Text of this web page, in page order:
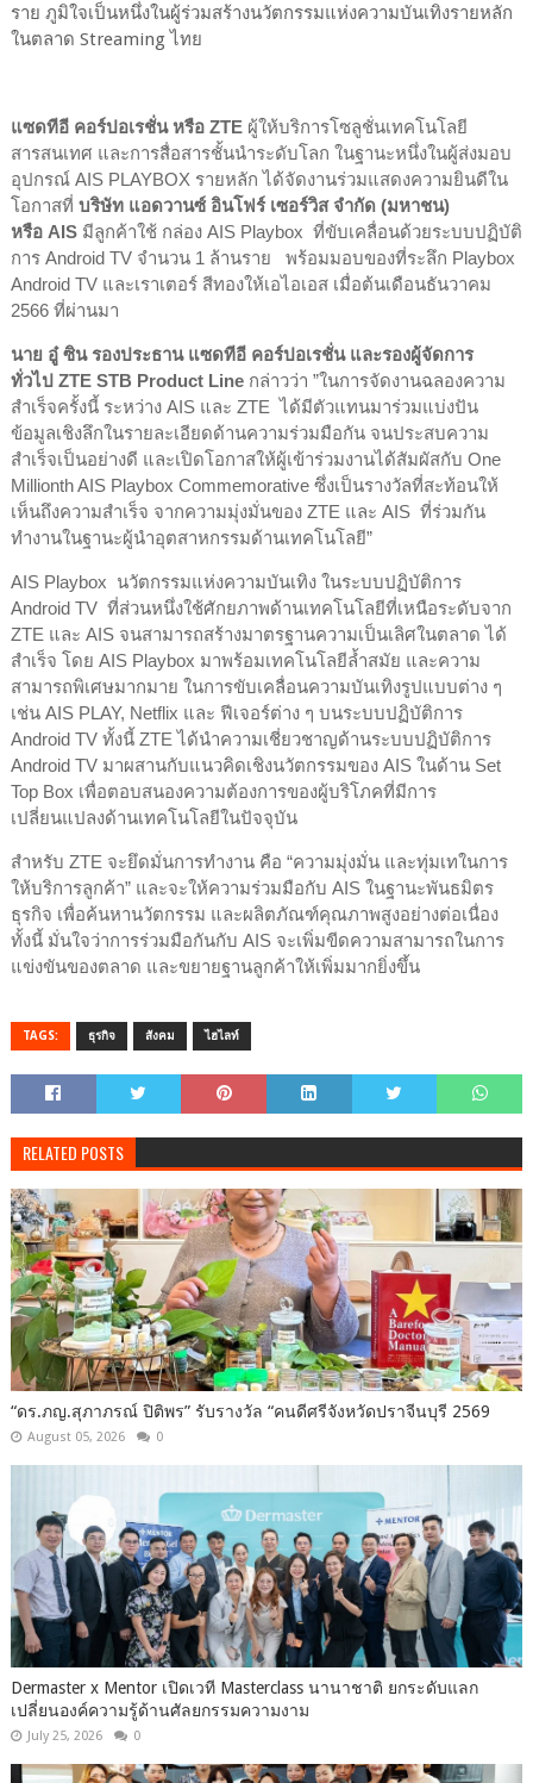
ราย ภูมิใจเป็นหนึ่งในผู้ร่วมสร้างนวัตกรรมแห่งความบันเทิงรายหลัก
ในตลาด Streaming ไทย
แซดทีอี คอร์ปอเรชั่น หรือ ZTEผู้ให้บริการโซลูชั่นเทคโนโลยี
สารสนเทศ และการสื่อสารชั้นนำระดับโลก ในฐานะหนึ่งในผู้ส่งมอบ
อุปกรณ์ AIS PLAYBOX รายหลัก ได้จัดงานร่วมแสดงความยินดีใน
โอกาสที่ บริษัท แอดวานซ์ อินโฟร์ เซอร์วิส จำกัด (มหาชน)
หรือ AISมีลูกค้าใช้ กล่อง AIS Playbox ที่ขับเคลื่อนด้วยระบบปฏิบัติ
การ Android TV จำนวน 1 ล้านราย พร้อมมอบของที่ระลึก Playbox
Android TV และเราเตอร์ สีทองให้เอไอเอส เมื่อต้นเดือนธันวาคม
2566 ที่ผ่านมา
นาย อู๋ ซิน รองประธาน แซดทีอี คอร์ปอเรชั่น และรองผู้จัดการ
ทั่วไป ZTE STB Product Lineกล่าวว่า ”ในการจัดงานฉลองความ
สำเร็จครั้งนี้ ระหว่าง AIS และ ZTE ได้มีตัวแทนมาร่วมแบ่งปัน
ข้อมูลเชิงลึกในรายละเอียดด้านความร่วมมือกัน จนประสบความ
สำเร็จเป็นอย่างดี และเปิดโอกาสให้ผู้เข้าร่วมงานได้สัมผัสกับ One
Millionth AIS Playbox Commemorative ซึ่งเป็นรางวัลที่สะท้อนให้
เห็นถึงความสำเร็จ จากความมุ่งมั่นของ ZTE และ AIS ที่ร่วมกัน
ทำงานในฐานะผู้นำอุตสาหกรรมด้านเทคโนโลยี”
AIS Playbox นวัตกรรมแห่งความบันเทิง ในระบบปฏิบัติการ
Android TV ที่ส่วนหนึ่งใช้ศักยภาพด้านเทคโนโลยีที่เหนือระดับจาก
ZTE และ AIS จนสามารถสร้างมาตรฐานความเป็นเลิศในตลาด ได้
สำเร็จ โดย AIS Playbox มาพร้อมเทคโนโลยีล้ำสมัย และความ
สามารถพิเศษมากมาย ในการขับเคลื่อนความบันเทิงรูปแบบต่าง ๆ
เช่น AIS PLAY, Netflix และ ฟีเจอร์ต่าง ๆ บนระบบปฏิบัติการ
Android TV ทั้งนี้ ZTE ได้นำความเชี่ยวชาญด้านระบบปฏิบัติการ
Android TV มาผสานกับแนวคิดเชิงนวัตกรรมของ AIS ในด้าน Set
Top Box เพื่อตอบสนองความต้องการของผู้บริโภคที่มีการ
เปลี่ยนแปลงด้านเทคโนโลยีในปัจจุบัน
สำหรับ ZTE จะยึดมั่นการทำงาน คือ “ความมุ่งมั่น และทุ่มเทในการ
ให้บริการลูกค้า” และจะให้ความร่วมมือกับ AIS ในฐานะพันธมิตร
ธุรกิจ เพื่อค้นหานวัตกรรม และผลิตภัณฑ์คุณภาพสูงอย่างต่อเนื่อง
ทั้งนี้ มั่นใจว่าการร่วมมือกันกับ AIS จะเพิ่มขีดความสามารถในการ
แข่งขันของตลาด และขยายฐานลูกค้าให้เพิ่มมากยิ่งขึ้น
TAGS: ธุรกิจ สังคม ไฮไลท์
RELATED POSTS
“ดร.ภญ.สุภาภรณ์ ปิติพร” รับรางวัล “คนดีศรีจังหวัดปราจีนบุรี 2569
August 05, 2026 0
Dermaster x Mentor เปิดเวที Masterclass นานาชาติ ยกระดับแลก
เปลี่ยนองค์ความรู้ด้านศัลยกรรมความงาม
July 25, 2026 0